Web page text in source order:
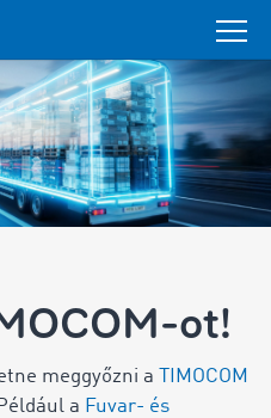
ot!
meggyőzni a
TIMOCOM
a Fuvar- és